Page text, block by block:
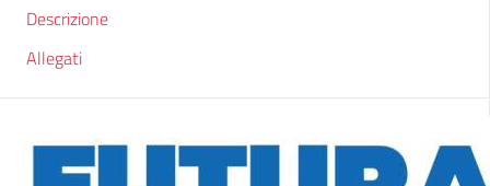
Descrizione
Allegati